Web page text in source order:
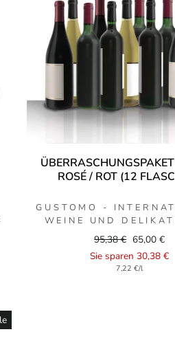
ROSÉ / ROT (12
GUSTOMO -
WEINE UND
Regular
price
95,38 € Sale
price
65,00 €
Sie sparen 30,38 €
7,22 €/l